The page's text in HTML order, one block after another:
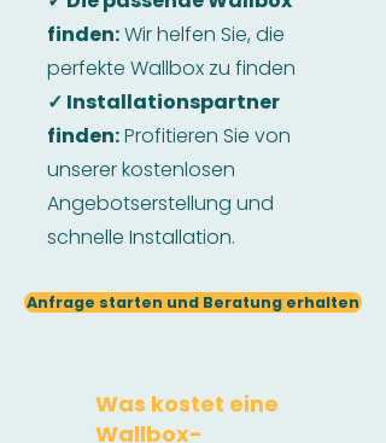
finden:Wir helfen Sie, die
perfekte Wallbox zu finden
✓ Installationspartner
finden:Profitieren Sie von
unserer kostenlosen
Angebotserstellung und
schnelle Installation.
Anfrage starten und Beratung erhalten
Was kostet eine
Wallbox-